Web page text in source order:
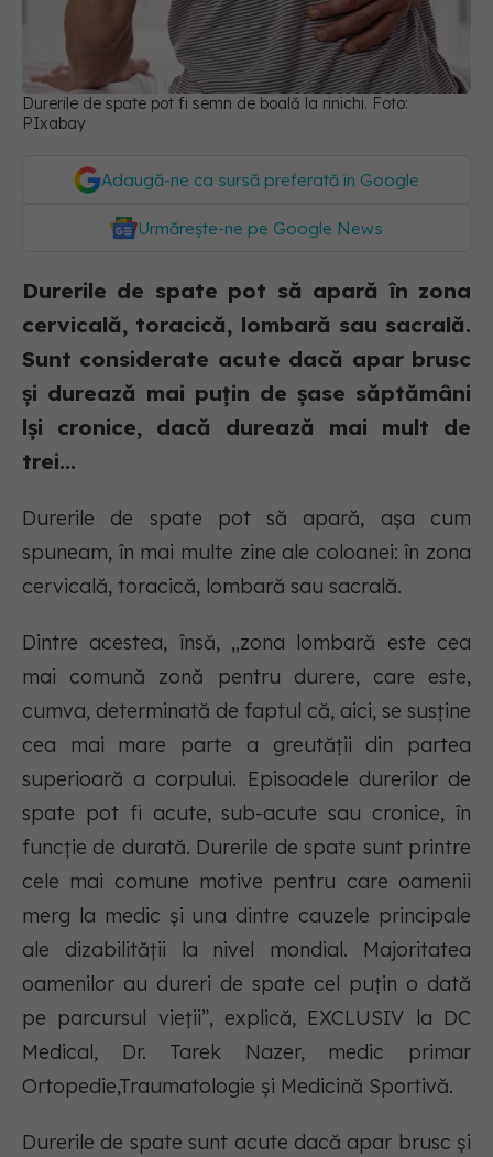
Durerile de spate pot fi semn de boală la rinichi. Foto:
PIxabay
Adaugă-ne ca sursă preferată în Google
Urmărește-ne pe Google News
Durerile de spate pot să apară în zona
cervicală, toracică, lombară sau sacrală.
Sunt considerate acute dacă apar brusc
și durează mai puțin de șase săptămâni
lși cronice, dacă durează mai mult de
trei...
Durerile de spate pot să apară, așa cum
spuneam, în mai multe zine ale coloanei: în zona
cervicală, toracică, lombară sau sacrală.
Dintre acestea, însă, „zona lombară este cea
mai comună zonă pentru durere, care este,
cumva, determinată de faptul că, aici, se susține
cea mai mare parte a greutății din partea
superioară a corpului. Episoadele durerilor de
spate pot fi acute, sub-acute sau cronice, în
funcție de durată. Durerile de spate sunt printre
cele mai comune motive pentru care oamenii
merg la medic și una dintre cauzele principale
ale dizabilității la nivel mondial. Majoritatea
oamenilor au dureri de spate cel puțin o dată
pe parcursul vieții”, explică, EXCLUSIV la DC
Medical, Dr. Tarek Nazer, medic primar
Ortopedie,Traumatologie și Medicină Sportivă.
Durerile de spate sunt acute dacă apar brusc și